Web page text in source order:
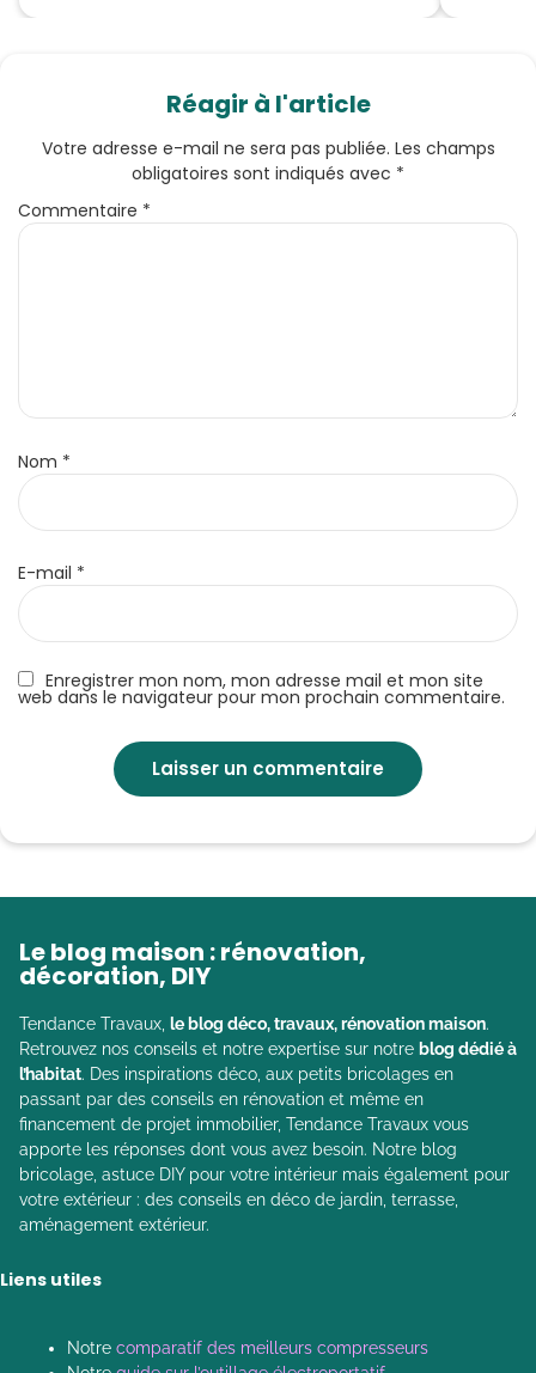
Réagir à l'article
Enregistrer mon nom, mon adresse mail et mon site
web dans le navigateur pour mon prochain commentaire.
Votre adresse e-mail ne sera pas publiée. Les champs
obligatoires sont indiqués avec *
Commentaire *
Nom *
E-mail *
Le blog maison : rénovation,
décoration, DIY
Tendance Travaux, le blog déco, travaux, rénovation maison.
Retrouvez nos conseils et notre expertise sur notre blog dédié à
l’habitat. Des inspirations déco, aux petits bricolages en
passant par des conseils en rénovation et même en
financement de projet immobilier, Tendance Travaux vous
apporte les réponses dont vous avez besoin. Notre blog
bricolage, astuce DIY pour votre intérieur mais également pour
votre extérieur : des conseils en déco de jardin, terrasse,
aménagement extérieur.
Liens utiles
Notre comparatif des meilleurs compresseurs